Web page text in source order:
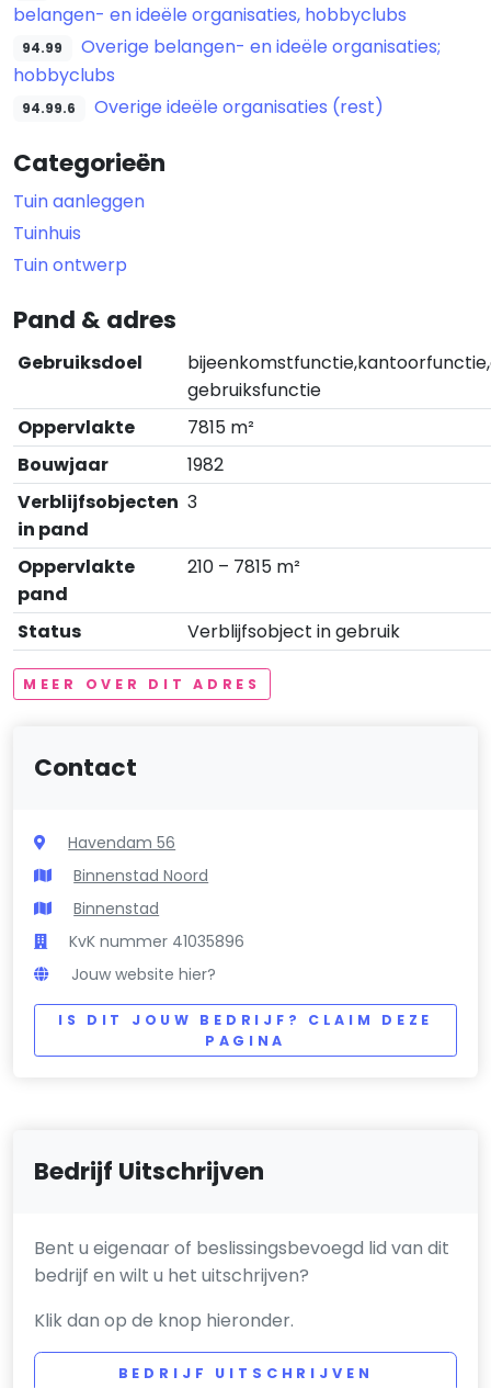
belangen- en ideële organisaties, hobbyclubs
94.99
Overige belangen- en ideële organisaties;
hobbyclubs
94.99.6 Overige ideële organisaties (rest)
Categorieën
Tuin aanleggen
Tuinhuis
Tuin ontwerp
Pand & adres
Gebruiksdoel
gebruiksfunctie
Oppervlakte
7815 m²
Bouwjaar
1982
Verblijfsobjecten
in pand
3
Oppervlakte
pand
210 – 7815 m²
Status Verblijfsobject in gebruik
MEER OVER DIT ADRES
Contact
Havendam 56
Binnenstad Noord
Binnenstad
KvK nummer 41035896
Jouw website hier?
IS DIT JOUW BEDRIJF? CLAIM DEZE
PAGINA
Bedrijf Uitschrijven
Bent u eigenaar of beslissingsbevoegd lid van dit
bedrijf en wilt u het uitschrijven?
Klik dan op de knop hieronder.
BEDRIJF UITSCHRIJVEN